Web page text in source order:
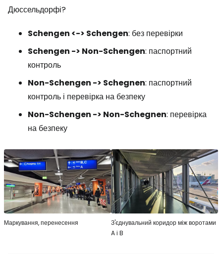
Дюссельдорфі?
Schengen <-> Schengen: без перевірки
Schengen -> Non-Schengen: паспортний
контроль
Non-Schengen -> Schegnen: паспортний
контроль і перевірка на безпеку
Non-Schengen -> Non-Schegnen: перевірка
на безпеку
Маркування, перенесення
З'єднувальний коридор між воротами
A і B